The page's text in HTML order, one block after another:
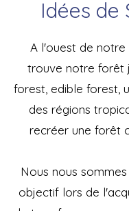
Idées de
A l'ouest de notre
trouve notre forêt
forest, edible forest,
des régions
recréer une forêt
Nous nous
objectif lors de